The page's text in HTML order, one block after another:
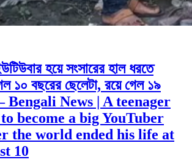
হয়ে সংসারের হাল ধরতে
১০ বছরের ছেলেটা, রয়ে গেল ১৯
– Bengali News | A teenager
become a big YouTuber
the world ended his life at
10